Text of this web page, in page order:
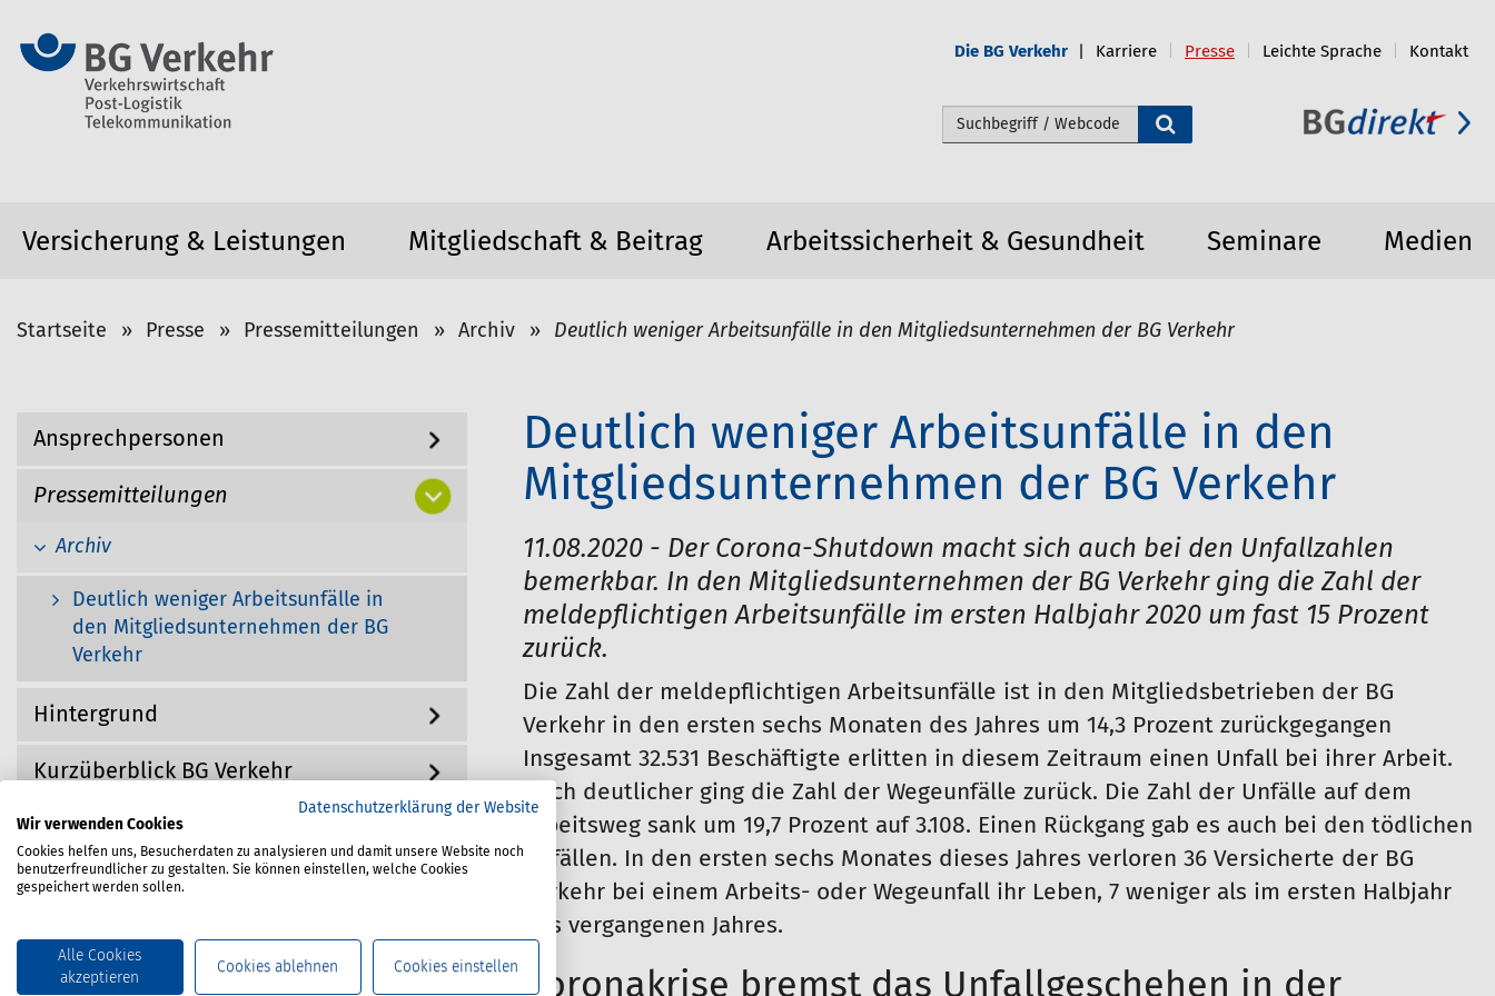
Die BG Verkehr Karriere Presse Leichte Sprache Kontakt
Webseite durchsuchen
Versicherung & Leistungen Mitgliedschaft & Beitrag Arbeitssicherheit & Gesundheit Seminare Medien
S
Startseite Presse Pressemitteilungen Archiv Deutlich weniger Arbeitsunfälle in den Mitgliedsunternehmen der BG Verkehr
Deutlich weniger Arbeitsunfälle in den
Mitgliedsunternehmen der BG Verkehr
11.08.2020 - Der Corona-Shutdown macht sich auch bei den Unfallzahlen
bemerkbar. In den Mitgliedsunternehmen der BG Verkehr ging die Zahl der
meldepflichtigen Arbeitsunfälle im ersten Halbjahr 2020 um fast 15 Prozent
zurück.
Die Zahl der meldepflichtigen Arbeitsunfälle ist in den Mitgliedsbetrieben der BG
Verkehr in den ersten sechs Monaten des Jahres um 14,3 Prozent zurückgegangen
Insgesamt 32.531 Beschäftigte erlitten in diesem Zeitraum einen Unfall bei ihrer Arbeit.
Noch deutlicher ging die Zahl der Wegeunfälle zurück. Die Zahl der Unfälle auf dem
Arbeitsweg sank um 19,7 Prozent auf 3.108. Einen Rückgang gab es auch bei den tödlichen
Unfällen. In den ersten sechs Monates dieses Jahres verloren 36 Versicherte der BG
Verkehr bei einem Arbeits- oder Wegeunfall ihr Leben, 7 weniger als im ersten Halbjahr
des vergangenen Jahres.
Coronakrise bremst das Unfallgeschehen in der
Ansprechpersonen
Pressemitteilungen
Archiv
Deutlich weniger Arbeitsunfälle in
den Mitgliedsunternehmen der BG
Verkehr
Hintergrund
Kurzüberblick BG Verkehr
Kontakt
Björn Helmke
Tel. +49 (40) 3980-1155
Datenschutzerklärung der Website
Wir verwenden Cookies
Cookies helfen uns, Besucherdaten zu analysieren und damit unsere Website noch
benutzerfreundlicher zu gestalten. Sie können einstellen, welche Cookies
gespeichert werden sollen.
Alle Cookies
akzeptieren
Cookies ablehnen Cookies einstellen